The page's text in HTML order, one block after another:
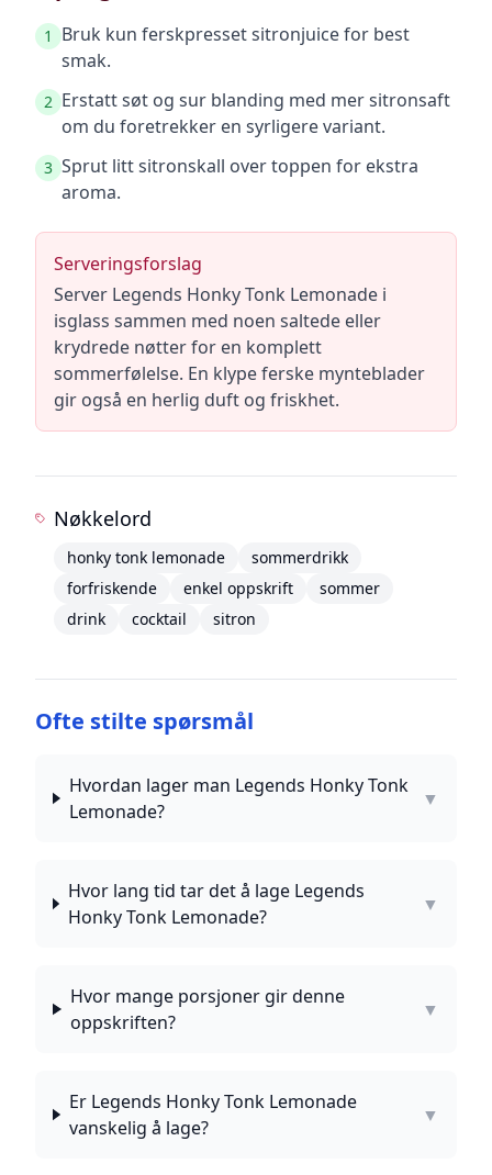
1
Bruk kun ferskpresset sitronjuice for best
smak.
2 Erstatt søt og sur blanding med mer sitronsaft
om du foretrekker en syrligere variant.
3 Sprut litt sitronskall over toppen for ekstra
aroma.
Serveringsforslag
Server Legends Honky Tonk Lemonade i
isglass sammen med noen saltede eller
krydrede nøtter for en komplett
sommerfølelse. En klype ferske mynteblader
gir også en herlig duft og friskhet.
Nøkkelord
honky tonk lemonade
sommerdrikk
forfriskende
enkel oppskrift
sommer
drink
cocktail sitron
Ofte stilte spørsmål
Hvordan lager man Legends Honky Tonk
Lemonade?
▼
Hvor lang tid tar det å lage Legends
Honky Tonk Lemonade?
▼
Hvor mange porsjoner gir denne
oppskriften?
▼
Er Legends Honky Tonk Lemonade
vanskelig å lage?
▼